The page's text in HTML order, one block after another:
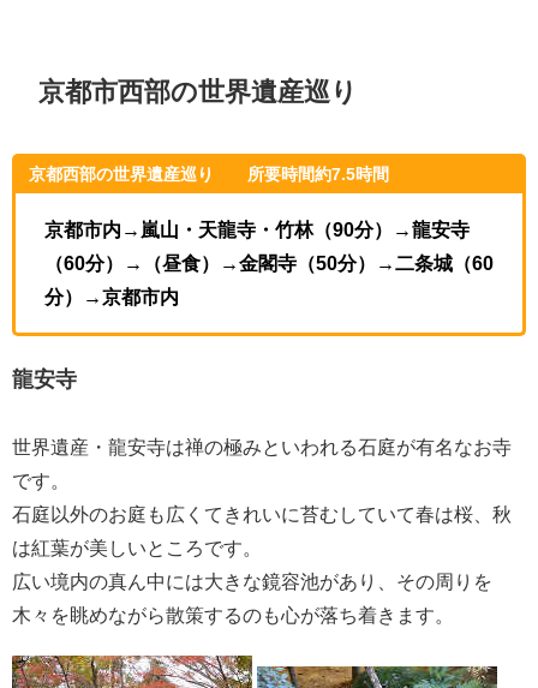
京都市西部の世界遺産巡り
京都西部の世界遺産巡り 所要時間約7.5時間
京都市内→嵐山・天龍寺・竹林（90分）→龍安寺
（60分）→（昼食）→金閣寺（50分）→二条城（60
分）→京都市内
龍安寺
世界遺産・龍安寺は禅の極みといわれる石庭が有名なお寺
です。
石庭以外のお庭も広くてきれいに苔むしていて春は桜、秋
は紅葉が美しいところです。
広い境内の真ん中には大きな鏡容池があり、その周りを
木々を眺めながら散策するのも心が落ち着きます。